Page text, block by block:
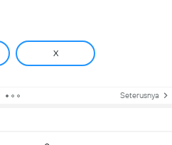
X
Seterusnya